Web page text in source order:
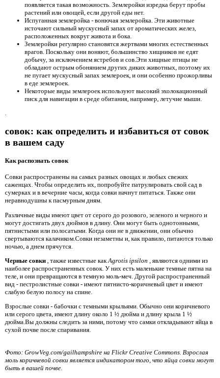
появляется такая возможность. Землеройки изредка берут пробы
растений или овощей, если другой еды нет.
Испуганная землеройка - вонючая землеройка. Эти животные
источают сильный мускусный запах от ароматических желез,
расположенных вокруг живота и бока.
Землеройки регулярно становятся жертвами многих естественных
врагов. Поскольку они воняют, большинство хищников не едят
добычу, за исключением ястребов и сов.Эти хищные птицы не
обладают острым обонянием других диких животных, поэтому их
не пугает мускусный запах землероек, и они особенно прожорливы
в еде землероек.
Некоторые виды землероек используют высокий эхолокационный
писк для навигации в среде обитания, например, летучие мыши.
.
совок: как определить и избавиться от совок
в вашем саду
Как распознать совок
Совки распространены на самых разных овощах и любых свежих
саженцах. Чтобы определить их, попробуйте патрулировать свой сад в
сумерках и в вечерние часы, когда совки начнут питаться. Также они
неравнодушны к пасмурным дням.
Различные виды имеют цвет от серого до розового, зеленого и черного и
могут достигать двух дюймов в длину. Они могут быть однотонными,
пятнистыми или полосатыми. Когда они не в движении, они обычно
свертываются калачиком.Совки незаметны и, как правило, питаются только
ночью, а днем ​​прячутся.
Черные совки , также известные как Agrotis ipsilon
, являются одними из
наиболее распространенных совок. У них есть маленькие темные пятна на
теле, и они превращаются в темную моль-меч. Другой распространенный
вид - пестролистные совки - имеют пятнисто-коричневый цвет и имеют
слабую белую полосу на спине.
Взрослые совки - бабочки с темными крыльями. Обычно они коричневого
или серого цвета, имеют длину около 1 ½ дюйма и длину крыла 1 ½
дюйма.Вы должны следить за ними, потому что самки откладывают яйца в
сухой почве после спаривания.
Фото: GrowVeg.com/gailhampshire на Flickr Creative Commons. Взрослая
моль коричневой совки является индикатором того, что яйца совки могут
быть в вашей почве.